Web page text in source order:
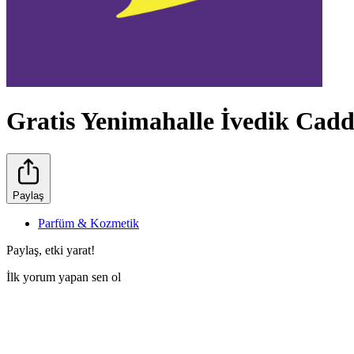
Gratis Yenimahalle İvedik
Paylaş
Parfüm & Kozmetik
Paylaş, etki yarat!
İlk yorum yapan sen ol